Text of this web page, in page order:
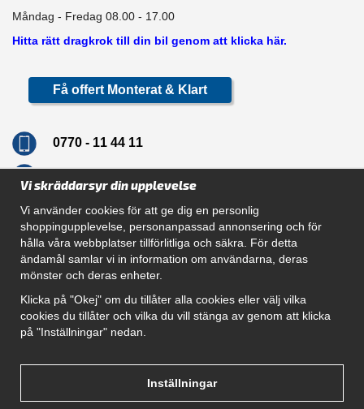
Måndag - Fredag 08.00 - 17.00
Hitta rätt dragkrok till din bil genom att klicka här.
Få offert Monterat & Klart
0770 - 11 44 11
Navigation
Hur beställer jag
Gör Det Själv Paket
Montera dragkrok
SUPPORT
Villkor
Vi skräddarsyr din upplevelse
Vi använder cookies för att ge dig en personlig
shoppingupplevelse, personanpassad annonsering och för
hålla våra webbplatser tillförlitliga och säkra. För detta
ändamål samlar vi in information om användarna, deras
mönster och deras enheter.
Klicka på "Okej" om du tillåter alla cookies eller välj vilka
cookies du tillåter och vilka du vill stänga av genom att klicka
på "Inställningar" nedan.
Inställningar